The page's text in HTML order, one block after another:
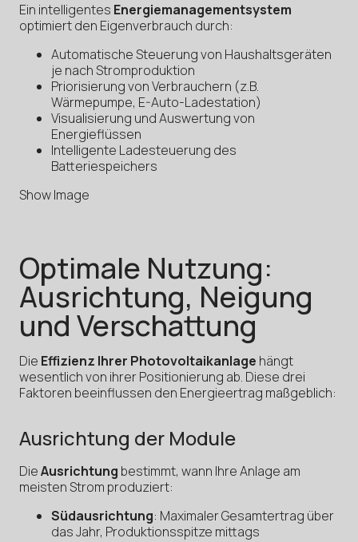
Ein intelligentes Energiemanagementsystem
optimiert den Eigenverbrauch durch:
Automatische Steuerung von Haushaltsgeräten
je nach Stromproduktion
Priorisierung von Verbrauchern (z.B.
Wärmepumpe, E-Auto-Ladestation)
Visualisierung und Auswertung von
Energieflüssen
Intelligente Ladesteuerung des
Batteriespeichers
Show Image
Optimale Nutzung:
Ausrichtung, Neigung
und Verschattung
Die Effizienz Ihrer Photovoltaikanlage hängt
wesentlich von ihrer Positionierung ab. Diese drei
Faktoren beeinflussen den Energieertrag maßgeblich:
Ausrichtung der Module
DieAusrichtung bestimmt, wann Ihre Anlage am
meisten Strom produziert:
Südausrichtung: Maximaler Gesamtertrag über
das Jahr, Produktionsspitze mittags